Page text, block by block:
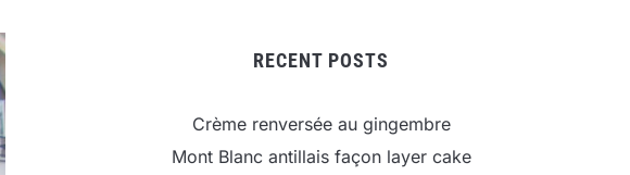
RECENT POSTS
Crème renversée au gingembre
Mont Blanc antillais façon layer cake